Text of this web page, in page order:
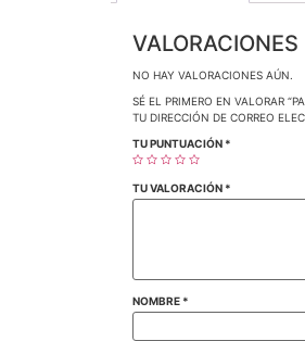
VALORACIONES
NO HAY VALORACIONES AÚN.
SÉ EL PRIMERO EN VALORAR
TU DIRECCIÓN DE CORREO
TU PUNTUACIÓN *
TU VALORACIÓN *
NOMBRE *